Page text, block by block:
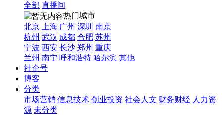
全部 直播间
热门城市
北京
上海 广州 深圳 南京
杭州 武汉 成都 合肥 苏州
宁波 西安 长沙 郑州 重庆
兰州 南宁 呼和浩特 哈尔滨 其他
社企号
博客
分类
市场营销 信息技术 创业投资 社会人文 财务财经 人力资
源 未分类